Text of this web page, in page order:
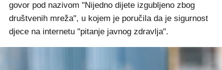
govor pod nazivom "Nijedno dijete izgubljeno zbog
društvenih mreža", u kojem je poručila da je sigurnost
djece na internetu "pitanje javnog zdravlja".